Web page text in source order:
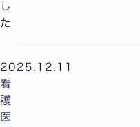
し
た
2025.12.11
看
護
医